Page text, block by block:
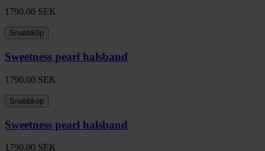
1790.00 SEK
Snabbköp
Sweetness pearl halsband
1790.00 SEK
Snabbköp
Sweetness pearl halsband
1790.00 SEK